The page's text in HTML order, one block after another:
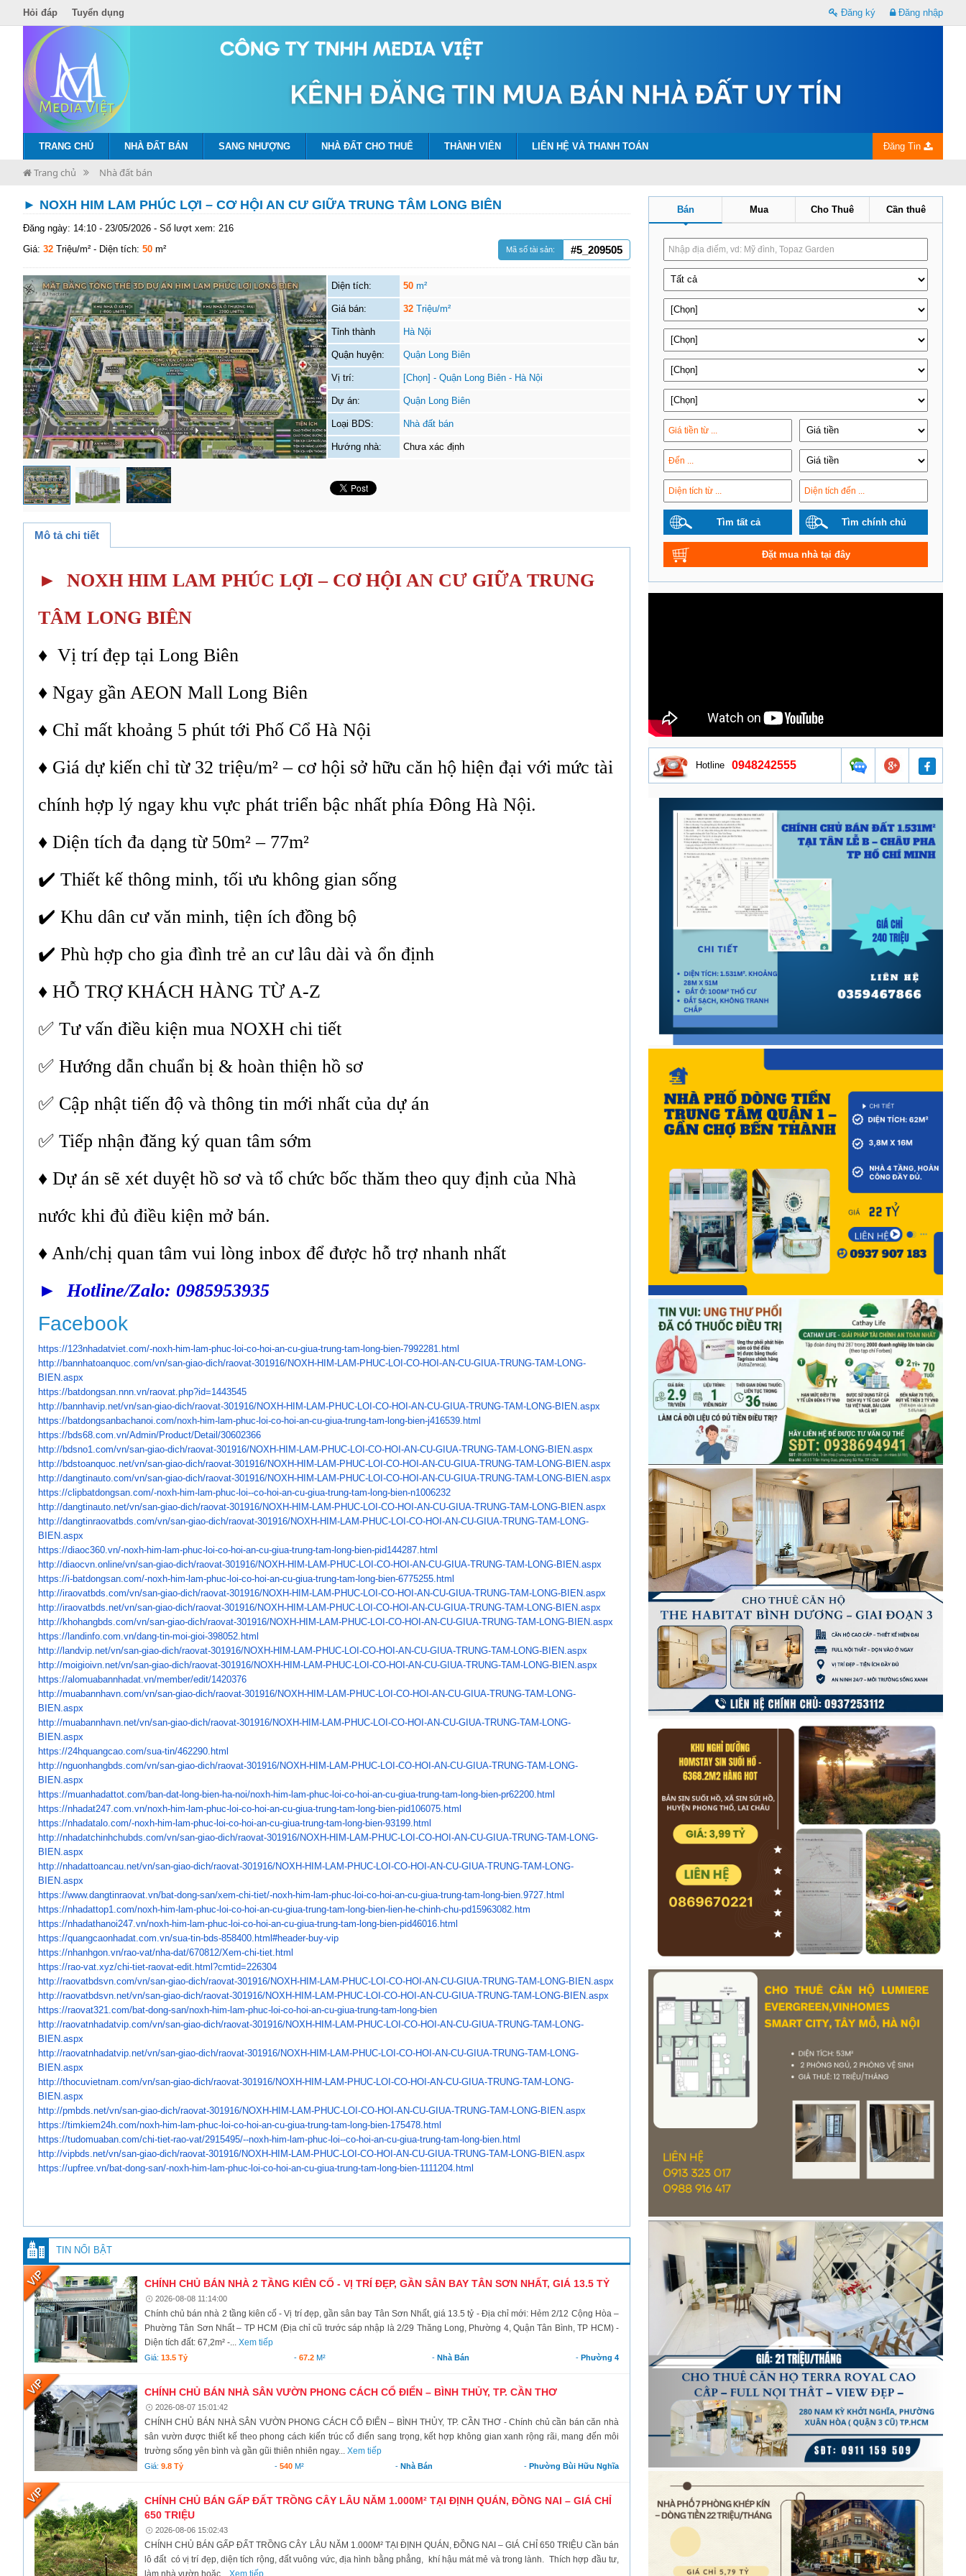
Hỏi đáp Tuyển dụng Đăng ký Đăng nhập
TRANG CHỦ NHÀ ĐẤT BÁN SANG NHƯỢNG NHÀ ĐẤT CHO THUÊ THÀNH VIÊN LIÊN HỆ VÀ THANH TOÁN Đăng Tin
Trang chủ Nhà đất bán
Bán Mua Cho Thuê Cần thuê
Tìm tất cả Tìm chính chủ
Đặt mua nhà tại đây
Hotline 0948242555
► NOXH HIM LAM PHÚC LỢI – CƠ HỘI AN CƯ GIỮA TRUNG TÂM LONG BIÊN
Đăng ngày: 14:10 - 23/05/2026 - Số lượt xem: 216
Giá: 32 Triệu/m² - Diện tích: 50 m² Mã số tài sản: #5_209505
Diện tích: 50 m²
Giá bán: 32 Triệu/m²
Tỉnh thành Hà Nội
Quận huyện: Quận Long Biên
Vị trí: [Chọn] - Quận Long Biên - Hà Nội
Dự án: Quận Long Biên
Loại BDS: Nhà đất bán
Hướng nhà: Chưa xác định
Mô tả chi tiết
► NOXH HIM LAM PHÚC LỢI – CƠ HỘI AN CƯ GIỮA TRUNG
TÂM LONG BIÊN
♦ Vị trí đẹp tại Long Biên
♦ Ngay gần AEON Mall Long Biên
♦ Chỉ mất khoảng 5 phút tới Phố Cổ Hà Nội
♦ Giá dự kiến chỉ từ 32 triệu/m² – cơ hội sở hữu căn hộ hiện đại với mức tài
chính hợp lý ngay khu vực phát triển bậc nhất phía Đông Hà Nội.
♦ Diện tích đa dạng từ 50m² – 77m²
✔️ Thiết kế thông minh, tối ưu không gian sống
✔️ Khu dân cư văn minh, tiện ích đồng bộ
✔️ Phù hợp cho gia đình trẻ an cư lâu dài và ổn định
♦ HỖ TRỢ KHÁCH HÀNG TỪ A-Z
✅ Tư vấn điều kiện mua NOXH chi tiết
✅ Hướng dẫn chuẩn bị & hoàn thiện hồ sơ
✅ Cập nhật tiến độ và thông tin mới nhất của dự án
✅ Tiếp nhận đăng ký quan tâm sớm
♦ Dự án sẽ xét duyệt hồ sơ và tổ chức bốc thăm theo quy định của Nhà
nước khi đủ điều kiện mở bán.
♦ Anh/chị quan tâm vui lòng inbox để được hỗ trợ nhanh nhất
► Hotline/Zalo: 0985953935
Facebook
https://123nhadatviet.com/-noxh-him-lam-phuc-loi-co-hoi-an-cu-giua-trung-tam-long-bien-7992281.html
http://bannhatoanquoc.com/vn/san-giao-dich/raovat-301916/NOXH-HIM-LAM-PHUC-LOI-CO-HOI-AN-CU-GIUA-TRUNG-TAM-LONG-
BIEN.aspx
https://batdongsan.nnn.vn/raovat.php?id=1443545
http://bannhavip.net/vn/san-giao-dich/raovat-301916/NOXH-HIM-LAM-PHUC-LOI-CO-HOI-AN-CU-GIUA-TRUNG-TAM-LONG-BIEN.aspx
https://batdongsanbachanoi. com/noxh-him-lam-phuc-loi-co-hoi-an-cu-giua-trung-tam-long-bien-j416539.html
https://bds68.com.vn/Admin/Product/Detail/30602366
http://bdsno1.com/vn/san-giao-dich/raovat-301916/NOXH-HIM- LAM-PHUC-LOI-CO-HOI-AN-CU-GIUA-TRUNG-TAM-LONG-BIEN.aspx
http://bdstoanquoc.net/vn/san-giao-dich/raovat-301916/NOXH-HIM-LAM-PHUC-LOI-CO-HOI-AN-CU-GIUA-TRUNG-TAM-LONG-BIEN.aspx
http://dangtinauto.com/vn/san-giao-dich/raovat-301916/NOXH-HIM-LAM-PHUC-LOI-CO-HOI-AN-CU-GIUA-TRUNG-TAM-LONG-BIEN.aspx
https://clipbatdongsan.com/-noxh-him-lam-phuc-loi--co-hoi-an-cu-giua-trung-tam-long-bien-n1006232
http://dangtinauto.net/vn/san-giao-dich/raovat-301916/NOXH-HIM-LAM-PHUC-LOI-CO-HOI-AN-CU-GIUA-TRUNG-TAM-LONG-BIEN.aspx
http://dangtinraovatbds.com/vn/san-giao-dich/raovat-301916/NOXH-HIM-LAM-PHUC-LOI-CO-HOI-AN-CU-GIUA-TRUNG-TAM- LONG-
BIEN.aspx
https://diaoc360.vn/-noxh-him- lam-phuc-loi-co-hoi-an-cu-giua-trung-tam-long-bien-pid144287.html
http://diaocvn.online/vn/san-giao-dich/raovat-301916/NOXH-HIM-LAM-PHUC-LOI-CO-HOI-AN-CU-GIUA-TRUNG-TAM-LONG-BIEN.aspx
https://i-batdongsan.com/-noxh-him-lam-phuc-loi-co-hoi-an-cu-giua-trung-tam-long-bien-6775255.html
http://iraovatbds.com/vn/san-giao-dich/raovat-301916/NOXH-HIM-LAM-PHUC-LOI-CO-HOI-AN-CU-GIUA-TRUNG-TAM-LONG-BIEN.aspx
http://iraovatbds.net/vn/san-giao-dich/raovat-301916/NOXH-HIM-LAM-PHUC-LOI-CO-HOI-AN-CU-GIUA-TRUNG-TAM-LONG-BIEN.aspx
http://khohangbds.com/vn/san-giao-dich/raovat-301916/NOXH-HIM-LAM-PHUC-LOI-CO-HOI-AN-CU-GIUA-TRUNG-TAM-LONG-BIEN.aspx
https://landinfo.com.vn/dang-tin-moi-gioi-398052.html
http://landvip.net/vn/san-giao-dich/raovat-301916/NOXH-HIM-LAM-PHUC-LOI-CO-HOI-AN-CU-GIUA-TRUNG-TAM-LONG-BIEN.aspx
http://moigioivn.net/vn/san-giao-dich/raovat-301916/NOXH-HIM-LAM-PHUC-LOI-CO-HOI-AN-CU-GIUA-TRUNG-TAM-LONG-BIEN.aspx
https://alomuabannhadat.vn/member/edit/1420376
http://muabannhavn.com/vn/san-giao-dich/raovat-301916/NOXH-HIM-LAM-PHUC-LOI-CO-HOI-AN-CU-GIUA-TRUNG-TAM-LONG-
BIEN.aspx
http://muabannhavn.net/vn/san-giao-dich/raovat-301916/NOXH-HIM-LAM-PHUC-LOI-CO-HOI-AN-CU-GIUA-TRUNG-TAM-LONG-
BIEN.aspx
https://24hquangcao.com/sua-tin/462290.html
http://nguonhangbds.com/vn/san-giao-dich/raovat-301916/NOXH-HIM-LAM-PHUC-LOI-CO-HOI-AN-CU-GIUA-TRUNG-TAM-LONG-
BIEN.aspx
https://muanhadattot.com/ban-dat-long-bien-ha-noi/noxh-him- lam-phuc-loi-co-hoi-an-cu-giua-trung-tam-long-bien-pr62200.html
https://nhadat247.com.vn/noxh-him-lam-phuc-loi-co-hoi-an-cu-giua-trung-tam-long-bien-pid106075.html
https://nhadatalo.com/-noxh-him-lam-phuc-loi-co-hoi-an-cu-giua-trung-tam-long-bien-93199.html
http://nhadatchinhchubds.com/vn/san-giao-dich/raovat-301916/NOXH-HIM-LAM-PHUC-LOI-CO-HOI-AN-CU-GIUA-TRUNG-TAM- LONG-
BIEN.aspx
http://nhadattoancau.net/vn/san-giao-dich/raovat-301916/NOXH-HIM-LAM-PHUC-LOI-CO-HOI-AN-CU-GIUA-TRUNG-TAM-LONG-
BIEN.aspx
https://www.dangtinraovat.vn/bat-dong-san/xem-chi-tiet/-noxh-him-lam-phuc-loi-co-hoi-an-cu-giua-trung-tam-long-bien.9727.html
https://nhadattop1.com/noxh-him-lam-phuc-loi-co-hoi-an-cu-giua-trung-tam-long-bien-lien-he-chinh-chu-pd15963082.htm
https://nhadathanoi247.vn/noxh-him-lam-phuc-loi-co-hoi-an-cu-giua-trung-tam-long-bien-pid46016.html
https://quangcaonhadat.com.vn/sua-tin-bds-858400.html#header-buy-vip
https://nhanhgon.vn/rao-vat/nha-dat/670812/Xem-chi-tiet. html
https://rao-vat.xyz/chi-tiet-raovat-edit.html?cmtid=226304
http://raovatbdsvn.com/vn/san-giao-dich/raovat-301916/NOXH-HIM-LAM-PHUC-LOI-CO-HOI-AN-CU-GIUA-TRUNG-TAM-LONG-BIEN.aspx
http://raovatbdsvn.net/vn/san-giao-dich/raovat-301916/NOXH-HIM-LAM-PHUC-LOI-CO-HOI-AN-CU-GIUA-TRUNG-TAM-LONG-BIEN.aspx
https://raovat321.com/bat-dong-san/noxh-him-lam-phuc- loi-co-hoi-an-cu-giua-trung-tam-long-bien
http://raovatnhadatvip.com/vn/san-giao-dich/raovat-301916/NOXH-HIM-LAM-PHUC-LOI-CO-HOI-AN-CU-GIUA-TRUNG-TAM-LONG-
BIEN.aspx
http://raovatnhadatvip.net/vn/san-giao-dich/raovat-301916/NOXH-HIM-LAM-PHUC-LOI-CO-HOI-AN-CU-GIUA-TRUNG-TAM-LONG-
BIEN.aspx
http://thocuvietnam.com/vn/san-giao-dich/raovat-301916/NOXH-HIM-LAM-PHUC-LOI-CO-HOI-AN-CU-GIUA-TRUNG-TAM-LONG-
BIEN.aspx
http://pmbds.net/vn/san-giao-dich/raovat-301916/NOXH-HIM- LAM-PHUC-LOI-CO-HOI-AN-CU-GIUA-TRUNG-TAM-LONG-BIEN.aspx
https://timkiem24h.com/noxh-him-lam-phuc-loi-co-hoi-an-cu-giua-trung-tam-long-bien-175478.html
https://tudomuaban.com/chi-tiet-rao-vat/2915495/--noxh-him-lam-phuc-loi--co-hoi-an-cu-giua-trung-tam-long-bien. html
http://vipbds.net/vn/san-giao-dich/raovat-301916/NOXH-HIM- LAM-PHUC-LOI-CO-HOI-AN-CU-GIUA-TRUNG-TAM-LONG-BIEN.aspx
https://upfree.vn/bat-dong-san/-noxh-him-lam-phuc-loi-co-hoi-an-cu-giua-trung-tam-long-bien-1111204.html
TIN NỔI BẬT
CHÍNH CHỦ BÁN NHÀ 2 TẦNG KIÊN CỐ - VỊ TRÍ ĐẸP, GẦN SÂN BAY TÂN SƠN NHẤT, GIÁ 13.5 TỶ
2026-08-08 11:14:00
Chính chủ bán nhà 2 tầng kiên cố - Vị trí đẹp, gần sân bay Tân Sơn Nhất, giá 13.5 tỷ - Địa chỉ mới: Hẻm 2/12 Cộng Hòa –
Phường Tân Sơn Nhất – TP HCM (Địa chỉ cũ trước sáp nhập là 2/29 Thăng Long, Phường 4, Quận Tân Bình, TP HCM) -
Diện tích đất: 67,2m² -... Xem tiếp
Giá: 13.5 Tỷ - 67.2M² - Nhà Bán - Phường 4
CHÍNH CHỦ BÁN NHÀ SÂN VƯỜN PHONG CÁCH CỔ ĐIỂN – BÌNH THỦY, TP. CẦN THƠ
2026-08-07 15:01:42
CHÍNH CHỦ BÁN NHÀ SÂN VƯỜN PHONG CÁCH CỔ ĐIỂN – BÌNH THỦY, TP. CẦN THƠ - Chính chủ cần bán căn nhà
sân vườn được thiết kế theo phong cách kiến trúc cổ điển sang trọng, kết hợp không gian xanh rộng rãi, mang đến môi
trường sống yên bình và gần gũi thiên nhiên ngay... Xem tiếp
Giá: 9.8 Tỷ - 540M² - Nhà Bán - Phường Bùi Hữu Nghĩa
CHÍNH CHỦ BÁN GẤP ĐẤT TRỒNG CÂY LÂU NĂM 1.000M² TẠI ĐỊNH QUÁN, ĐỒNG NAI – GIÁ CHỈ
650 TRIỆU
2026-08-06 15:02:43
CHÍNH CHỦ BÁN GẤP ĐẤT TRỒNG CÂY LÂU NĂM 1.000M² TẠI ĐỊNH QUÁN, ĐỒNG NAI – GIÁ CHỈ 650 TRIỆU Cần bán
lô đất có vị trí đẹp, diện tích rộng, đất vuông vức, địa hình bằng phẳng, khí hậu mát mẻ và trong lành. Thích hợp đầu tư,
làm nhà vườn hoặc... Xem tiếp